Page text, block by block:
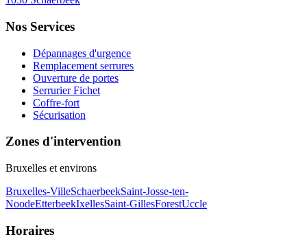
Nos Services
Dépannages d'urgence
Remplacement serrures
Ouverture de portes
Serrurier Fichet
Coffre-fort
Sécurisation
Zones d'intervention
Bruxelles et environs
Bruxelles-VilleSchaerbeekSaint-Josse-ten-
NoodeEtterbeekIxellesSaint-GillesForestUccle
Horaires